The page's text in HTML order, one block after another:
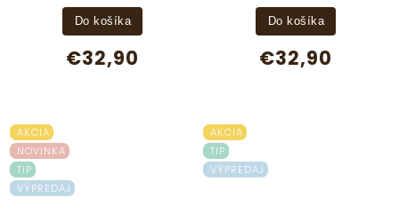
€32,90
Do košíka
€32,90
Do košíka
AKCIA
NOVINKA
TIP
VÝPREDAJ
AKCIA
TIP
VÝPREDAJ